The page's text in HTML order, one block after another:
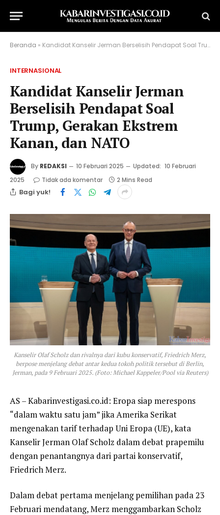
Beranda » Kandidat Kanselir Jerman Berselisih Pendapat Soal Trump, Gerakan Ekstrem Kanan, dan NATO
INTERNASIONAL
Kandidat Kanselir Jerman
Berselisih Pendapat Soal
Trump, Gerakan Ekstrem
Kanan, dan NATO
By REDAKSI 10 Februari 2025 Updated: 10 Februari
2025
Tidak ada komentar 2 Mins Read
Bagi yuk!
Kanselir Olaf Scholz dan rivalnya dari kubu konservatif, Friedrich Merz,
berpose menjelang debat antar kedua tokoh politik tersebut di Berlin,
Jerman, pada 9 Februari 2025. (Foto: Michael Kappeler/Pool via Reuters)
AS – Kabarinvestigasi.co.id: Eropa siap merespons
“dalam waktu satu jam” jika Amerika Serikat
mengenakan tarif terhadap Uni Eropa (UE), kata
Kanselir Jerman Olaf Scholz dalam debat prapemilu
dengan penantangnya dari partai konservatif,
Friedrich Merz.
Dalam debat pertama menjelang pemilihan pada 23
Februari mendatang, Merz menggambarkan Scholz